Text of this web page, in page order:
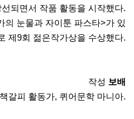
되면서 작품 활동을 시작했다.
의 눈물과 자이툰 파스타>가 있
제9회 젊은작가상을 수상했다.
작성 보배
갈피 활동가, 퀴어문학 마니아.